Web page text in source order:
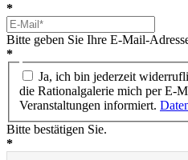
*
Bitte geben Sie Ihre E-Mail-
*
Ja, ich bin jederzeit
die Rationalgalerie mich per E-
Veranstaltungen informiert.
Bitte bestätigen Sie.
*